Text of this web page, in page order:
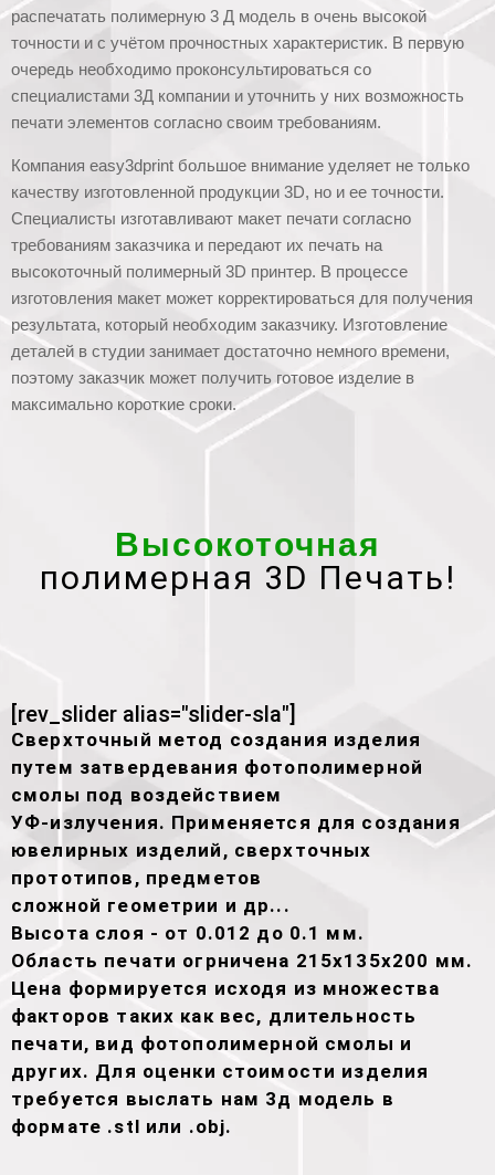
распечатать полимерную 3 Д модель в очень высокой
точности и с учётом прочностных характеристик. В первую
очередь необходимо проконсультироваться со
специалистами 3Д компании и уточнить у них возможность
печати элементов согласно своим требованиям.
Компания easy3dprint большое внимание уделяет не только
качеству изготовленной продукции 3D, но и ее точности.
Специалисты изготавливают макет печати согласно
требованиям заказчика и передают их печать на
высокоточный полимерный 3D принтер. В процессе
изготовления макет может корректироваться для получения
результата, который необходим заказчику. Изготовление
деталей в студии занимает достаточно немного времени,
поэтому заказчик может получить готовое изделие в
максимально короткие сроки.
Высокоточная
полимерная 3D Печать!
[rev_slider alias="slider-sla"]
Сверхточный метод создания изделия
путем затвердевания фотополимерной
смолы под воздействием
УФ-излучения. Применяется для создания
ювелирных изделий, сверхточных
прототипов, предметов
сложной геометрии и др...
Высота слоя - от 0.012 до 0.1 мм.
Область печати огрничена 215х135х200 мм.
Цена формируется исходя из множества
факторов таких как вес, длительность
печати, вид фотополимерной смолы и
других. Для оценки стоимости изделия
требуется выслать нам 3д модель в
формате .stl или .obj.